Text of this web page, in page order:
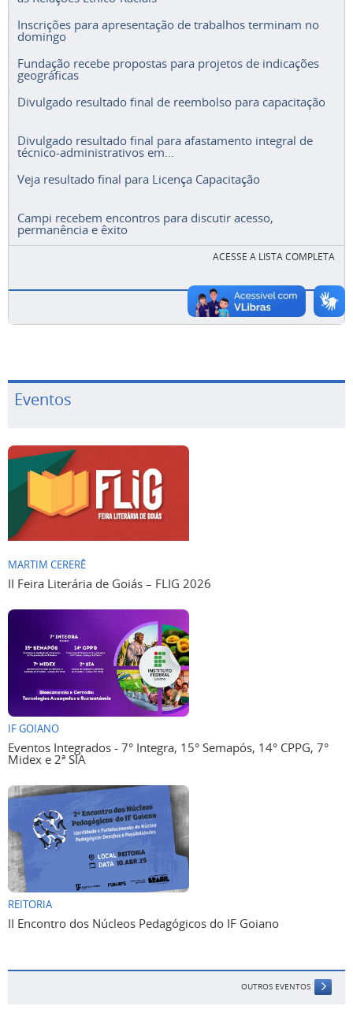
Inscrições para apresentação de trabalhos terminam no
domingo
Fundação recebe propostas para projetos de indicações
geográficas
Divulgado resultado final de reembolso para capacitação
Divulgado resultado final para afastamento integral de
técnico-administrativos em...
Veja resultado final para Licença Capacitação
Campi recebem encontros para discutir acesso,
permanência e êxito
ACESSE A LISTA COMPLETA
Eventos
MARTIM CERERÊ
II Feira Literária de Goiás – FLIG 2026
IF GOIANO
Eventos Integrados - 7° Integra, 15° Semapós, 14° CPPG, 7°
Midex e 2ª SIA
REITORIA
II Encontro dos Núcleos Pedagógicos do IF Goiano
OUTROS EVENTOS